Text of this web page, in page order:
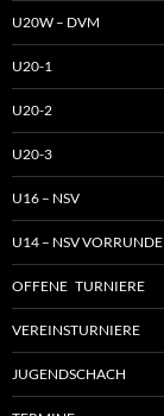
U20W – DVM
U20-1
U20-2
U20-3
U16 – NSV
U14 – NSV VORRUNDE
OFFENE TURNIERE
VEREINSTURNIERE
JUGENDSCHACH